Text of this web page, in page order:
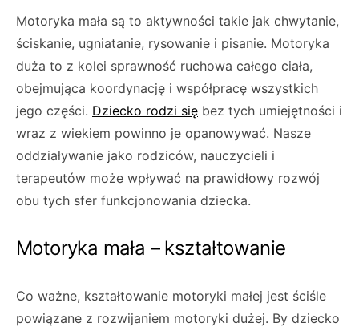
Motoryka mała są to aktywności takie jak chwytanie,
ściskanie, ugniatanie, rysowanie i pisanie. Motoryka
duża to z kolei sprawność ruchowa całego ciała,
obejmująca koordynację i współpracę wszystkich
jego części. Dziecko rodzi się bez tych umiejętności i
wraz z wiekiem powinno je opanowywać. Nasze
oddziaływanie jako rodziców, nauczycieli i
terapeutów może wpływać na prawidłowy rozwój
obu tych sfer funkcjonowania dziecka.
Motoryka mała – kształtowanie
Co ważne, kształtowanie motoryki małej jest ściśle
powiązane z rozwijaniem motoryki dużej. By dziecko